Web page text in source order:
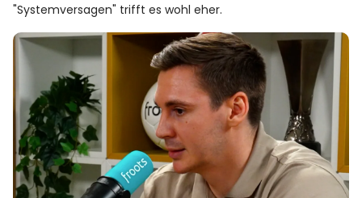
"Systemversagen" trifft es wohl eher.